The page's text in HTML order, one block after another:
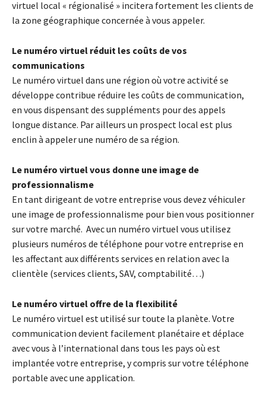
virtuel local « régionalisé » incitera fortement les clients de
la zone géographique concernée à vous appeler.
Le numéro virtuel réduit les coûts de vos
communications
Le numéro virtuel dans une région où votre activité se
développe contribue réduire les coûts de communication,
en vous dispensant des suppléments pour des appels
longue distance. Par ailleurs un prospect local est plus
enclin à appeler une numéro de sa région.
Le numéro virtuel vous donne une image de
professionnalisme
En tant dirigeant de votre entreprise vous devez véhiculer
une image de professionnalisme pour bien vous positionner
sur votre marché. Avec un numéro virtuel vous utilisez
plusieurs numéros de téléphone pour votre entreprise en
les affectant aux différents services en relation avec la
clientèle (services clients, SAV, comptabilité…)
Le numéro virtuel offre de la flexibilité
Le numéro virtuel est utilisé sur toute la planète. Votre
communication devient facilement planétaire et déplace
avec vous à l’international dans tous les pays où est
implantée votre entreprise, y compris sur votre téléphone
portable avec une application.